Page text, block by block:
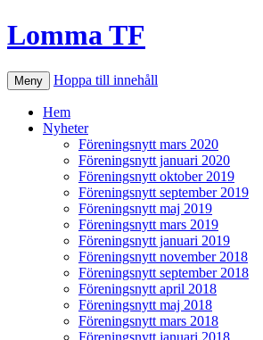
Lomma TF
Meny Hoppa till innehåll
Hem
Nyheter
Föreningsnytt mars 2020
Föreningsnytt januari 2020
Föreningsnytt oktober 2019
Föreningsnytt september 2019
Föreningsnytt maj 2019
Föreningsnytt mars 2019
Föreningsnytt januari 2019
Föreningsnytt november 2018
Föreningsnytt september 2018
Föreningsnytt april 2018
Föreningsnytt maj 2018
Föreningsnytt mars 2018
Föreningsnytt januari 2018